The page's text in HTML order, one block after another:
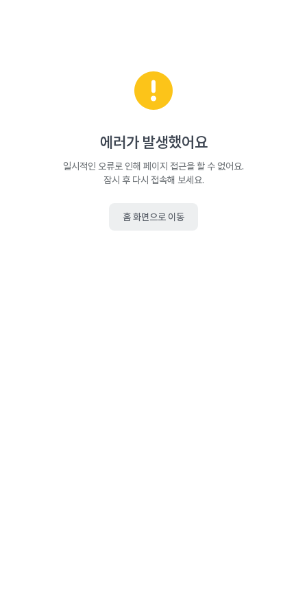
에러가 발생했어요
일시적인 오류로 인해 페이지 접근을 할 수 없어요.
잠시 후 다시 접속해 보세요.
홈 화면으로 이동